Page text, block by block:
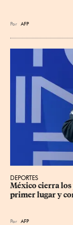
Por AFP
DEPORTES
México cierra los
primer lugar y
Por AFP